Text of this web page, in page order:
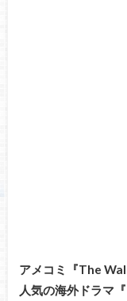
アメコミ『The
人気の海外ドラマ